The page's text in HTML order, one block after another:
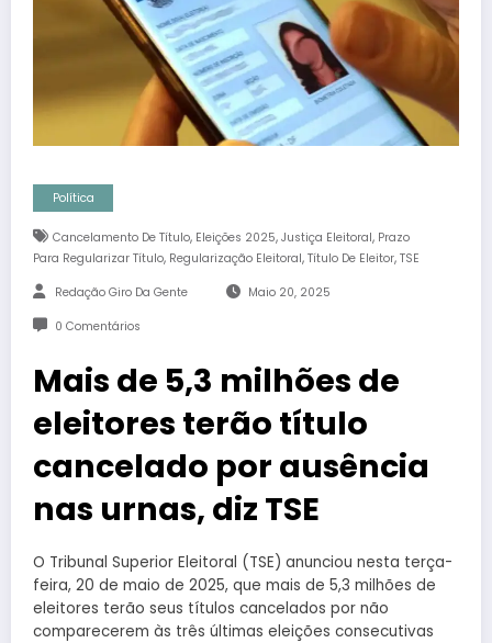
Política
Cancelamento De Título, Eleições 2025, Justiça Eleitoral, Prazo
Para Regularizar Título, Regularização Eleitoral, Título De Eleitor, TSE
Redação Giro Da Gente Maio 20, 2025
0 Comentários
Mais de 5,3 milhões de
eleitores terão título
cancelado por ausência
nas urnas, diz TSE
O Tribunal Superior Eleitoral (TSE) anunciou nesta terça-
feira, 20 de maio de 2025, que mais de 5,3 milhões de
eleitores terão seus títulos cancelados por não
comparecerem às três últimas eleições consecutivas